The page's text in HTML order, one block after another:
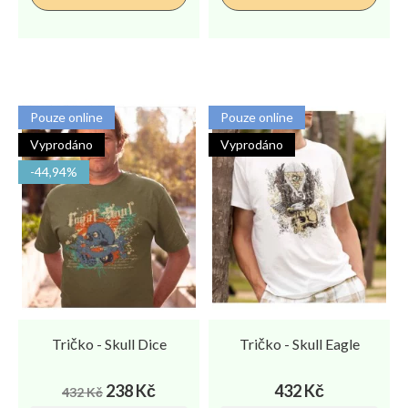
Tričko - Skull Dice
Běžná
432 Kč Cena
238 Kč
Pouze online
Vyprodáno
-44,94%
Tričko - Skull Eagle
Cena
432 Kč
Pouze online
Vyprodáno